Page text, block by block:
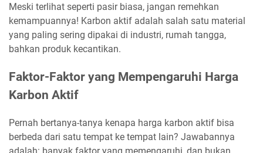
Meski terlihat seperti pasir biasa, jangan remehkan
kemampuannya! Karbon aktif adalah salah satu material
yang paling sering dipakai di industri, rumah tangga,
bahkan produk kecantikan.
Faktor-Faktor yang Mempengaruhi Harga
Karbon Aktif
Pernah bertanya-tanya kenapa harga karbon aktif bisa
berbeda dari satu tempat ke tempat lain? Jawabannya